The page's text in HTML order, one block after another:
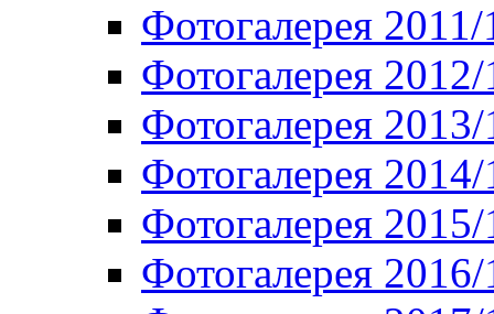
Фотогалерея 2011/
Фотогалерея
Фотогалерея
Фотогалерея
Фотогалерея
Фотогалерея